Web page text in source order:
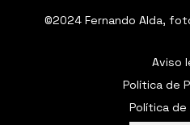
©2024 Fernando Alda,
Aviso
Política de
Política de